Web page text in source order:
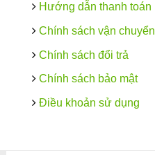
Hướng dẫn thanh toán
Chính sách vận chuyển
Chính sách đổi trả
Chính sách bảo mật
Điều khoản sử dụng